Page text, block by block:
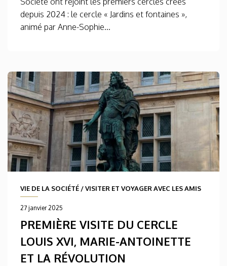
depuis 2024 : le cercle « Jardins et fontaines »,
animé par Anne-Sophie...
VIE DE LA SOCIÉTÉ /VISITER ET VOYAGER AVEC LES AMIS
27 janvier 2025
PREMIÈRE VISITE DU CERCLE
LOUIS XVI, MARIE-ANTOINETTE
ET LA RÉVOLUTION